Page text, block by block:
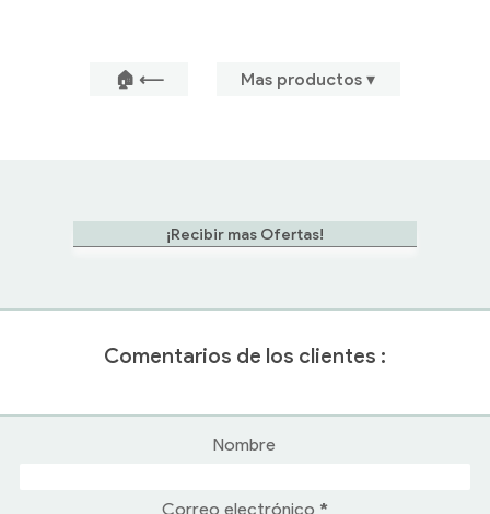
🏠 ⟵ Mas productos ▾
Comentarios de los clientes :
Nombre
Correo electrónico *